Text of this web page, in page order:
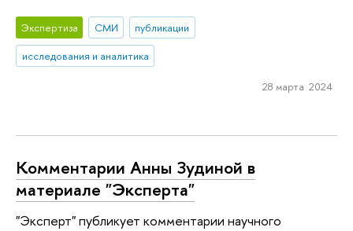
Экспертиза СМИ
публикации
исследования и аналитика
28 марта 2024
Комментарии Анны Зудиной в
материале "Эксперта"
"Эксперт" публикует комментарии научного